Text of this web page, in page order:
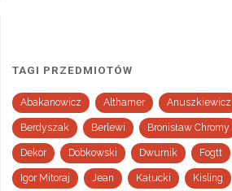
TAGI PRZEDMIOTÓW
Abakanowicz Althamer Anuszkiewicz
Berdyszak Berlewi Bronisław Chromy
Dekor Dobkowski Dwurnik Fogtt
Igor Mitoraj Jean Kałucki Kisling